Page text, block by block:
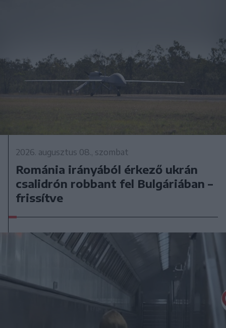
2026. augusztus 08., szombat
Románia irányából érkező ukrán
csalidrón robbant fel Bulgáriában –
frissítve